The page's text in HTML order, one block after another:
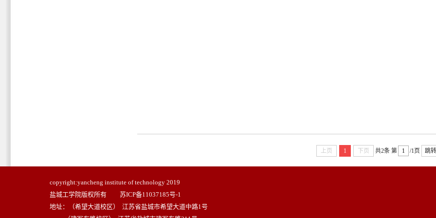
上页 1 下页 共2条 第 /1页 跳转
copyright:yancheng institute of technology 2019
盐城工学院版权所有 苏ICP备11037185号-1
地址：（希望大道校区） 江苏省盐城市希望大道中路1号